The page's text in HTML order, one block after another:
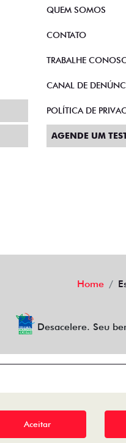
QUEM SOMOS
CONTATO
TRABALHE
CANAL DE
POLÍTICA DE
AGENDE UM
Home
Desacelere. Seu
Aceitar